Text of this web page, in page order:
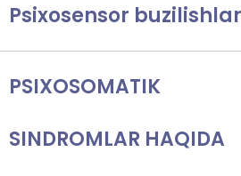
Psixosensor buzilishlar
PSIXOSOMATIK
SINDROMLAR HAQIDA